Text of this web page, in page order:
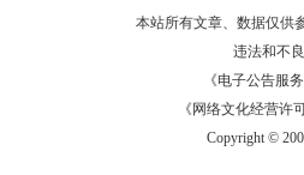
本站所有文章、数据仅供
违法和不
《电子公告服务
《网络文化经营许
Copyright ©